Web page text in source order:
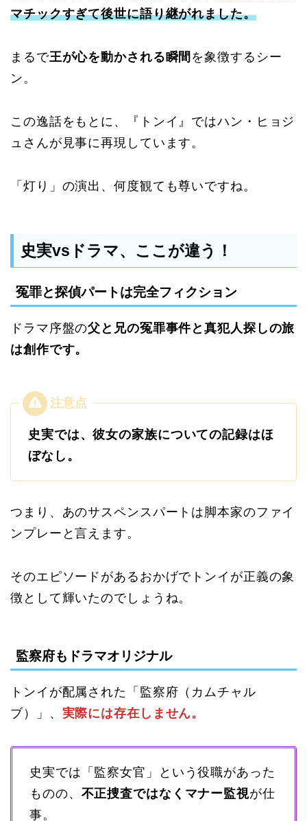
マチックすぎて後世に語り継がれました。
まるで王が心を動かされる瞬間 を象徴するシー
ン。
この逸話をもとに、『トンイ』ではハン・ヒョジ
ュさんが見事に再現しています。
「灯り」の演出、何度観ても尊いですね。
史実vsドラマ、ここが違う！
冤罪と探偵パートは完全フィクション
ドラマ序盤の父と兄の冤罪事件と真犯人探しの旅
は創作です。
史実では、彼女の家族についての記録はほ
ぼなし。
つまり、あのサスペンスパートは脚本家のファイ
ンプレーと言えます。
そのエピソードがあるおかげでトンイが正義の象
徴として輝いたのでしょうね。
監察府もドラマオリジナル
トンイが配属された「監察府（カムチャル
ブ）」、 実際には存在しません。
史実では「監察女官」という役職があった
ものの、 不正捜査ではなくマナー監視が仕
事。